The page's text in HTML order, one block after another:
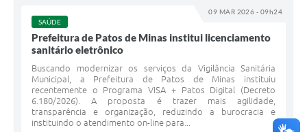
09 MAR 2026 - 09h24
SAÚDE
Prefeitura de Patos de Minas institui licenciamento
sanitário eletrônico
Buscando modernizar os serviços da Vigilância Sanitária
Municipal, a Prefeitura de Patos de Minas instituiu
recentemente o Programa VISA + Patos Digital (Decreto
6.180/2026). A proposta é trazer mais agilidade,
transparência e organização, reduzindo a burocracia e
instituindo o atendimento on-line para...